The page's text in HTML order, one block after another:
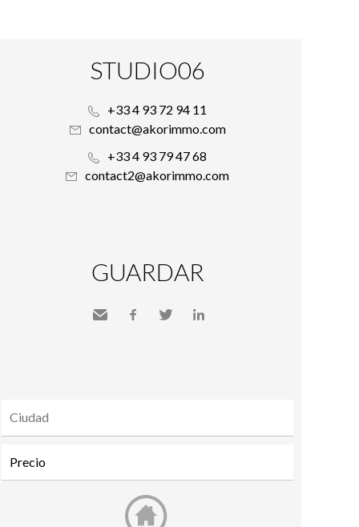
STUDIO06
+33 4 93 72 94 11
contact@akorimmo.com
+33 4 93 79 47 68
contact2@akorimmo.com
GUARDAR